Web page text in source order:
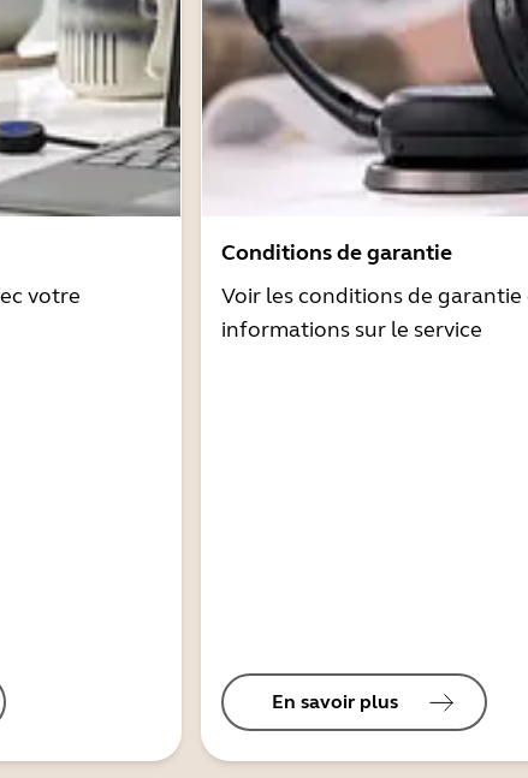
votre
Conditions de garantie
Voir les conditions de garantie
informations sur le service
En savoir plus